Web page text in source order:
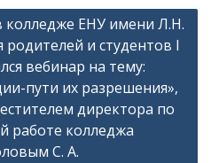
колледже ЕНУ имени Л.Н.
родителей и студентов I
вебинар на тему:
пути их разрешения»,
директора по
работе колледжа
С. А.